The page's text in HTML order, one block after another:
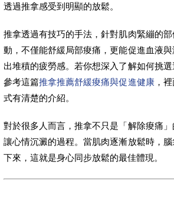
透過推拿感受到明顯的放鬆。
推拿透過有技巧的手法，針對肌肉緊繃的
動，不僅能舒緩局部痠痛，更能促進血液
出堆積的疲勞感。若你想深入了解如何挑
參考這篇推拿推薦舒緩痠痛與促進健康，裡
式有清楚的介紹。
對於很多人而言，推拿不只是「解除痠痛
讓心情沉澱的過程。當肌肉逐漸放鬆時，
下來，這就是身心同步放鬆的最佳體現。